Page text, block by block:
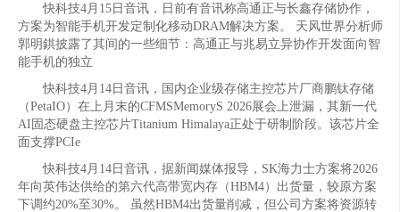
快科技4月15日音讯，日前有音讯称高通正与长鑫存储协作，
方案为智能手机开发定制化移动DRAM解决方案。 天风世界分析师
郭明錤披露了其间的一些细节：高通正与兆易立异协作开发面向智
能手机的独立
快科技4月14日音讯，国内企业级存储主控芯片厂商鹏钛存储
（PetaIO）在上月末的CFMSMemoryS 2026展会上泄漏，其新一代
AI固态硬盘主控芯片Titanium Himalaya正处于研制阶段。该芯片全
面支撑PCIe
快科技4月14日音讯，据新闻媒体报导，SK海力士方案将2026
年向英伟达供给的第六代高带宽内存（HBM4）出货量，较原方案
下调约20%至30%。 虽然HBM4出货量削减，但公司方案将资源转